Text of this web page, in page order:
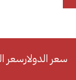
سعر الدولارسعر